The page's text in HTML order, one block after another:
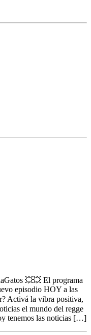
💥💥 El programa
episodio HOY a las
Activá la vibra positiva,
el mundo del regge
tenemos las noticias […]